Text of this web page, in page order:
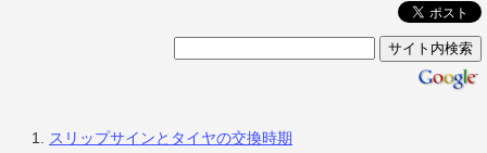
スリップサインとタイヤの交換時期